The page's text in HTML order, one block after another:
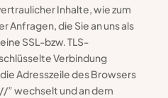
Inhalte, wie zum
Anfragen, die Sie an uns als
SSL-bzw. TLS-
Verbindung
Adresszeile des Browsers
wechselt und an dem